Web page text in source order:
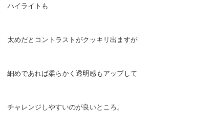
ハイライトも
太めだとコントラストがクッキリ出ますが
細めであれば柔らかく透明感もアップして
チャレンジしやすいのが良いところ。